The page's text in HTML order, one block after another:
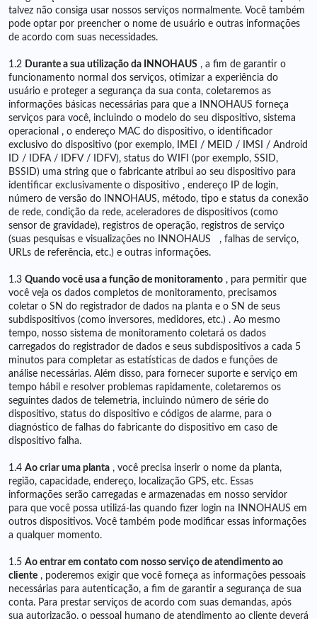
talvez não consiga usar nossos serviços normalmente. Você também
pode optar por preencher o nome de usuário e outras informações
de acordo com suas necessidades.
1.2 Durante a sua utilização da INNOHAUS , a fim de garantir o
funcionamento normal dos serviços, otimizar a experiência do
usuário e proteger a segurança da sua conta, coletaremos as
informações básicas necessárias para que a INNOHAUS forneça
serviços para você, incluindo o modelo do seu dispositivo, sistema
operacional , o endereço MAC do dispositivo, o identificador
exclusivo do dispositivo (por exemplo, IMEI / MEID / IMSI / Android
ID / IDFA / IDFV / IDFV), status do WIFI (por exemplo, SSID,
BSSID) uma string que o fabricante atribui ao seu dispositivo para
identificar exclusivamente o dispositivo , endereço IP de login,
número de versão do INNOHAUS, método, tipo e status da conexão
de rede, condição da rede, aceleradores de dispositivos (como
sensor de gravidade), registros de operação, registros de serviço
(suas pesquisas e visualizações no INNOHAUS , falhas de serviço,
URLs de referência, etc.) e outras informações.
1.3 Quando você usa a função de monitoramento , para permitir que
você veja os dados completos de monitoramento, precisamos
coletar o SN do registrador de dados na planta e o SN de seus
subdispositivos (como inversores, medidores, etc.) . Ao mesmo
tempo, nosso sistema de monitoramento coletará os dados
carregados do registrador de dados e seus subdispositivos a cada 5
minutos para completar as estatísticas de dados e funções de
análise necessárias. Além disso, para fornecer suporte e serviço em
tempo hábil e resolver problemas rapidamente, coletaremos os
seguintes dados de telemetria, incluindo número de série do
dispositivo, status do dispositivo e códigos de alarme, para o
diagnóstico de falhas do fabricante do dispositivo em caso de
dispositivo falha.
1.4 Ao criar uma planta , você precisa inserir o nome da planta,
região, capacidade, endereço, localização GPS, etc. Essas
informações serão carregadas e armazenadas em nosso servidor
para que você possa utilizá-las quando fizer login na INNOHAUS em
outros dispositivos. Você também pode modificar essas informações
a qualquer momento.
1.5 Ao entrar em contato com nosso serviço de atendimento ao
cliente , poderemos exigir que você forneça as informações pessoais
necessárias para autenticação, a fim de garantir a segurança de sua
conta. Para prestar serviços de acordo com suas demandas, após
sua autorização, o pessoal humano de atendimento ao cliente deverá